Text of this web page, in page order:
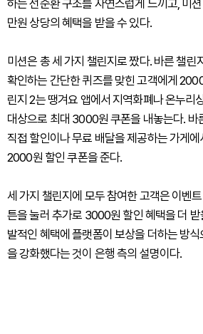
하는 선순환 구조를 자연스럽게 느끼고, 미
만원 상당의 혜택을 받을 수 있다.
미션은 총 세 가지 챌린지로 짰다. 바른 챌린
확인하는 간단한 퀴즈를 맞힌 고객에게
린지 2는 땡겨요 앱에서 지역화폐나 온누리
대상으로 최대 3000원 쿠폰을 내놓는다. 바
직접 할인이나 무료 배달을 제공하는 가게에
2000원 할인 쿠폰을 준다.
세 가지 챌린지에 모두 참여한 고객은 이벤
튼을 눌러 추가로 3000원 할인 혜택을 더
발적인 혜택에 플랫폼이 보상을 더하는 방
을 강화했다는 것이 은행 측의 설명이다.